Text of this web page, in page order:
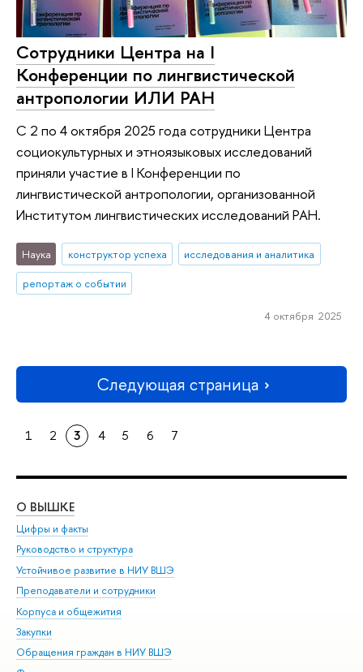
Сотрудники Центра на I
Конференции по лингвистической
антропологии ИЛИ РАН
С 2 по 4 октября 2025 года сотрудники Центра
социокультурных и этноязыковых исследований
приняли участие в I Конференции по
лингвистической антропологии, организованной
Институтом лингвистических исследований РАН.
Наука конструктор успеха
исследования и аналитика
репортаж о событии
4 октября 2025
Следующая страница
1 2 3 4 5 6 7
О ВЫШКЕ
Цифры и факты
Руководство и структура
Устойчивое развитие в НИУ ВШЭ
Преподаватели и сотрудники
Корпуса и общежития
Закупки
Обращения граждан в НИУ ВШЭ